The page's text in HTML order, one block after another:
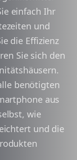
einfach Ihr
und
die Effizienz
Sie sich den
benötigten
aus
wie
und die